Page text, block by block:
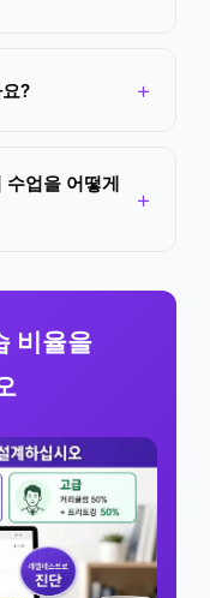
?
수업을 어떻게
비율을